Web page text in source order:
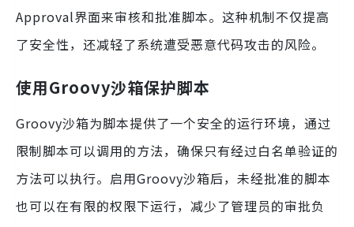
Approval界面来审核和批准脚本。这种机制不仅提高
了安全性，还减轻了系统遭受恶意代码攻击的风险。
使用Groovy沙箱保护脚本
Groovy沙箱为脚本提供了一个安全的运行环境，通过
限制脚本可以调用的方法，确保只有经过白名单验证的
方法可以执行。启用Groovy沙箱后，未经批准的脚本
也可以在有限的权限下运行，减少了管理员的审批负